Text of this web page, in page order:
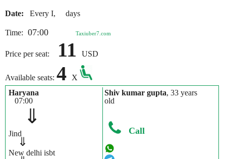
Date: Every I, days
Time: 07:00 Taxiuber7.com
Price per seat: 11 USD
Available seats: 4
X
Haryana
07:00
⇓
Jind
⇓
New delhi isbt
Shiv kumar gupta, 33 years
old
Call